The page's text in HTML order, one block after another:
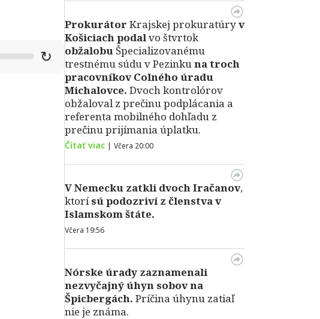
↻
Prokurátor Krajskej prokuratúryv
Košiciach podalvo štvrtok
obžalobu Špecializovanému
trestnému súdu v Pezinkuna troch
pracovníkov Colného úradu
Michalovce. Dvoch kontrolórov
obžaloval z prečinu podplácania a
referenta mobilného dohľadu z
prečinu prijímania úplatku.
Čítať viac | Včera 20:00
V Nemecku zatkli dvoch Iračanov,
ktorísú podozriví z členstva v
Islamskom štáte.
Včera 19:56
Nórske úrady zaznamenali
nezvyčajný úhyn sobov na
Špicbergách. Príčina úhynu zatiaľ
nie je známa.